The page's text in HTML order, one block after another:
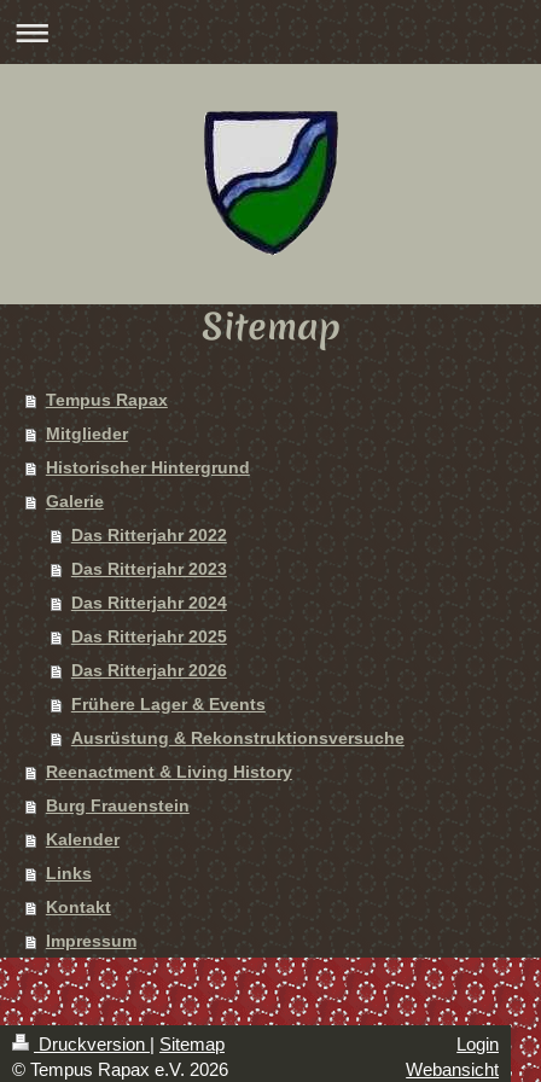
Sitemap
Tempus Rapax
Mitglieder
Historischer Hintergrund
Galerie
Das Ritterjahr 2022
Das Ritterjahr 2023
Das Ritterjahr 2024
Das Ritterjahr 2025
Das Ritterjahr 2026
Frühere Lager & Events
Ausrüstung & Rekonstruktionsversuche
Reenactment & Living History
Burg Frauenstein
Kalender
Links
Kontakt
Impressum
Druckversion | Sitemap
© Tempus Rapax e.V. 2026
Login
Webansicht